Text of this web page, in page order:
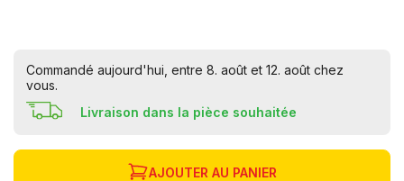
Commandé aujourd'hui, entre 8. août et 12. août chez
vous.
Livraison dans la pièce souhaitée
AJOUTER AU PANIER